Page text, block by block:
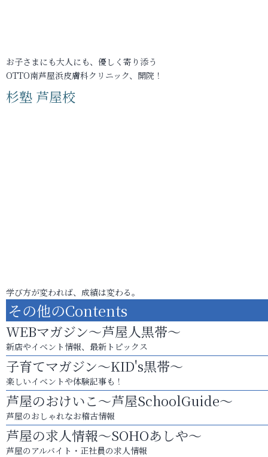
お子さまにも大人にも、優しく寄り添う
OTTO南芦屋浜皮膚科クリニック、開院！
杉塾 芦屋校
学び方が変われば、成績は変わる。
その他のContents
WEBマガジン～芦屋人黒帯～
新店やイベント情報、最新トピックス
子育てマガジン～KID's黒帯～
楽しいイベントや体験記事も！
芦屋のおけいこ～芦屋SchoolGuide～
芦屋のおしゃれなお稽古情報
芦屋の求人情報～SOHOあしや～
芦屋のアルバイト・正社員の求人情報